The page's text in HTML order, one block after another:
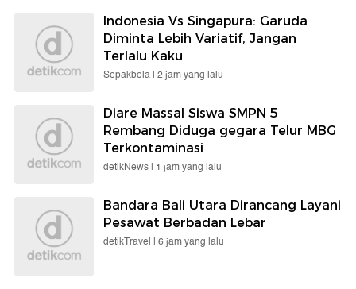
Indonesia Vs Singapura: Garuda
Diminta Lebih Variatif, Jangan
Terlalu Kaku
Sepakbola | 2 jam yang lalu
Diare Massal Siswa SMPN 5
Rembang Diduga gegara Telur MBG
Terkontaminasi
detikNews | 1 jam yang lalu
Bandara Bali Utara Dirancang Layani
Pesawat Berbadan Lebar
detikTravel | 6 jam yang lalu